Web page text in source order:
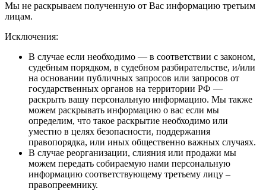
Мы не раскрываем полученную от Вас информацию третьим
лицам.
Исключения:
В случае если необходимо — в соответствии с законом,
судебным порядком, в судебном разбирательстве, и/или
на основании публичных запросов или запросов от
государственных органов на территории РФ —
раскрыть вашу персональную информацию. Мы также
можем раскрывать информацию о вас если мы
определим, что такое раскрытие необходимо или
уместно в целях безопасности, поддержания
правопорядка, или иных общественно важных случаях.
В случае реорганизации, слияния или продажи мы
можем передать собираемую нами персональную
информацию соответствующему третьему лицу –
правопреемнику.